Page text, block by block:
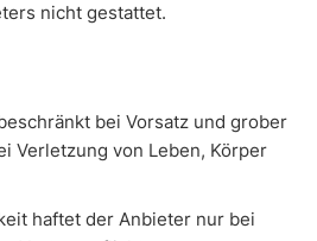
nicht gestattet.
bei Vorsatz und grober
Verletzung von Leben, Körper
haftet der Anbieter nur bei